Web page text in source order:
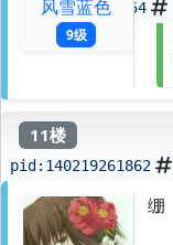
风雪蓝色
9级
140219269954
11楼
pid: 140219261862
绷